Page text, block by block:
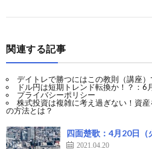
関連する記事
デイトレで勝つにはこの教則（講座）
ドル円は短期トレンド転換か！？：6
プライバシーポリシー
株式投資は複雑に考え過ぎない！資
の方法とは？
四面楚歌：4月20日（
2021.04.20